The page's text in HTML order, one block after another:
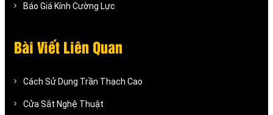
Báo Giá Kính Cường Lực
Bài Viết Liên Quan
Cách Sử Dụng Trần Thạch Cao
Cửa Sắt Nghệ Thuật